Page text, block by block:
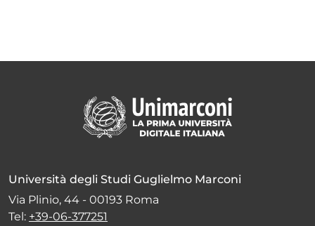
Università degli Studi Guglielmo Marconi
Via Plinio, 44 - 00193 Roma
Tel: +39-06-377251